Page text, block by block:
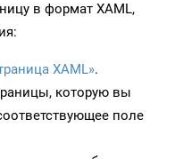
в формат XAML,
XAML».
которую вы
поле